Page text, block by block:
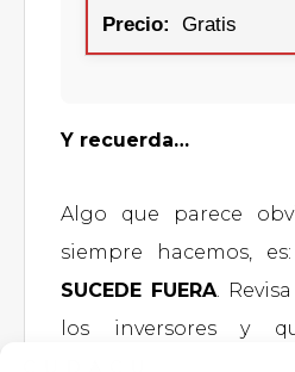
Gratis
Y recuerda…
Algo que parece
siempre hacemos, es:
SUCEDE FUERA.
los inversores y